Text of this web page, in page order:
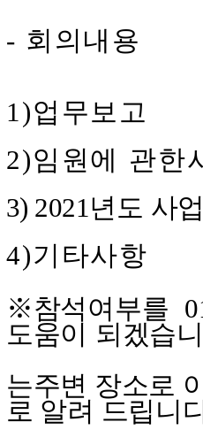
- 회의내용
1)업무보고
2)임원에 관한
3) 2021 년도 사
4)기타사항
※참석여부를
도움이 되겠습
는주변 장소로
로 알려 드립니